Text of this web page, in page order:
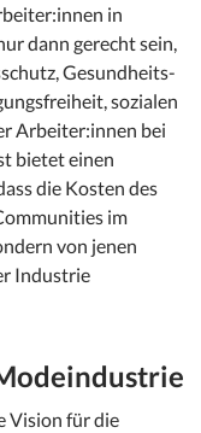
in
dann gerecht sein,
Gesundheits-
sozialen
Arbeiter:innen bei
bietet einen
die Kosten des
im
von jenen
Industrie
Vision für die